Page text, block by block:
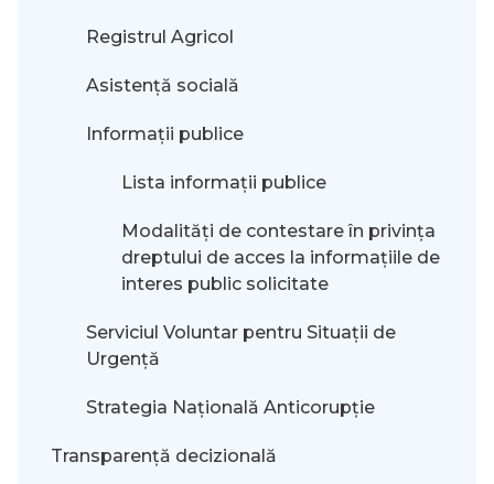
Registrul Agricol
Asistență socială
Informații publice
Lista informații publice
Modalităţi de contestare în privinţa
dreptului de acces la informaţiile de
interes public solicitate
Serviciul Voluntar pentru Situații de
Urgență
Strategia Națională Anticorupție
Transparență decizională